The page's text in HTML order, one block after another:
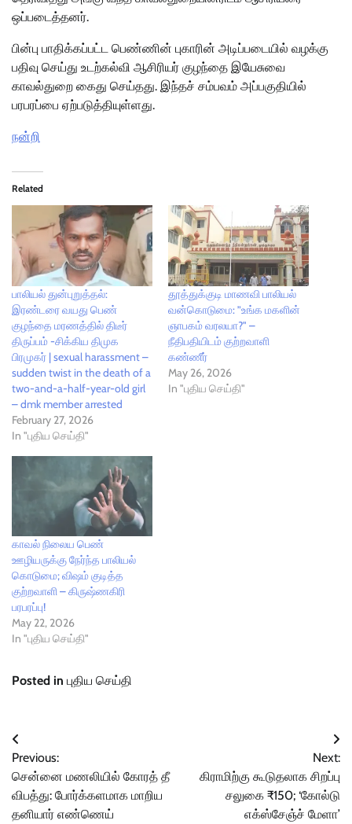
ஒப்படைத்தனர்.
பின்பு பாதிக்கப்பட்ட பெண்ணின் புகாரின் அடிப்படையில் வழக்கு
பதிவு செய்து உடற்கல்வி ஆசிரியர் குழந்தை இயேசுவை
காவல்துறை கைது செய்தது. இந்தச் சம்பவம் அப்பகுதியில்
பரபரப்பை ஏற்படுத்தியுள்ளது.
நன்றி
Related
பாலியல் துன்புறுத்தல்:
இரண்டரை வயது பெண்
குழந்தை மரணத்தில் திடீர்
திருப்பம் -சிக்கிய திமுக
பிரமுகர் | sexual harassment –
sudden twist in the death of a
two-and-a-half-year-old girl
– dmk member arrested
February 27, 2026
In "புதிய செய்தி"
தூத்துக்குடி மாணவி பாலியல்
வன்கொடுமை: ”உங்க மகளின்
ஞாபகம் வரலயா?" –
நீதிபதியிடம் குற்றவாளி
கண்ணீர்
May 26, 2026
In "புதிய செய்தி"
காவல் நிலைய பெண்
ஊழியருக்கு நேர்ந்த பாலியல்
கொடுமை; விஷம் குடித்த
குற்றவாளி – கிருஷ்ணகிரி
பரபரப்பு!
May 22, 2026
In "புதிய செய்தி"
Posted in புதிய செய்தி
Post
navigation
Previous:
சென்னை மணலியில் கோரத் தீ
விபத்து: போர்க்களமாக மாறிய
தனியார் எண்ணெய்
Next:
கிராமிற்கு கூடுதலாக சிறப்பு
சலுகை ₹150; ‘கோல்டு
எக்ஸ்சேஞ்ச் மேளா’